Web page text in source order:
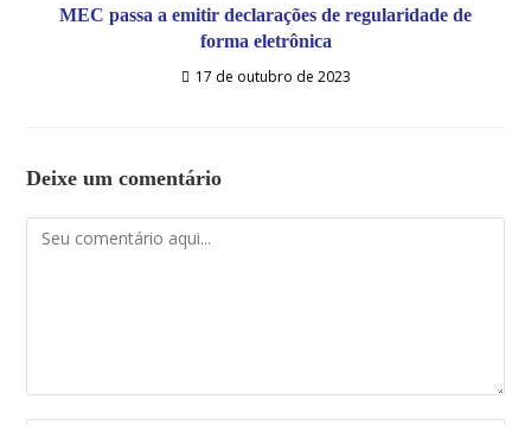
MEC passa a emitir declarações de regularidade de
forma eletrônica
17 de outubro de 2023
Deixe um comentário